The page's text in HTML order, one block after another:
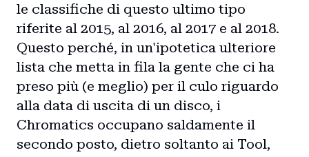
le classifiche di questo ultimo tipo
riferite al 2015, al 2016, al 2017 e al 2018.
Questo perché, in un'ipotetica ulteriore
lista che metta in fila la gente che ci ha
preso più (e meglio) per il culo riguardo
alla data di uscita di un disco, i
Chromatics occupano saldamente il
secondo posto, dietro soltanto ai Tool,